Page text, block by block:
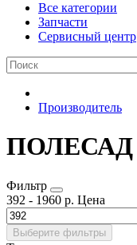
Все категории
Запчасти
Сервисный центр
Производитель
ПОЛЕСАД
Фильтр
392 - 1960 р. Цена
Выберите фильтры